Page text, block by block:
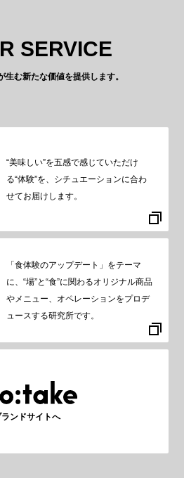
SERVICE
生む新たな価値を提供します。
“美味しい”を五感で感じていただけ
る“体験”を、シチュエーションに合わ
せてお届けします。
「食体験のアップデート」をテーマ
に、“場”と“食”に関わるオリジナル商品
やメニュー、オペレーションをプロデ
ュースする研究所です。
ランドサイトへ